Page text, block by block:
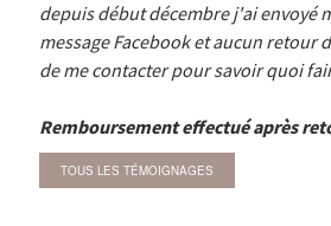
depuis début décembre j'ai envoyé
message Facebook et aucun retour
de me contacter pour savoir quoi
Remboursement effectué après
TOUS LES TÉMOIGNAGES